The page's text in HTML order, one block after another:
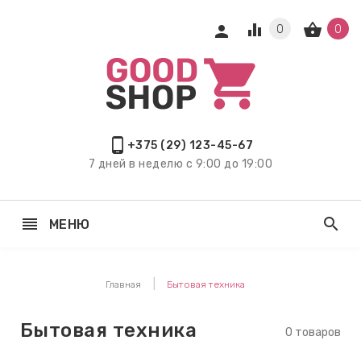
phone_android +375 (29) 123-45-67
7 дней в неделю с 9:00 до 19:00
person shopping_basket 0
equalizer 0
reorder МЕНЮ
keyboard_arrow_right
keyboard_arrow_right
keyboard_arrow_right
keyboard_arrow_right
ДЕТЕЙ keyboard_arrow_right
search
Главная Бытовая техника
0 товаров
Бытовая техника